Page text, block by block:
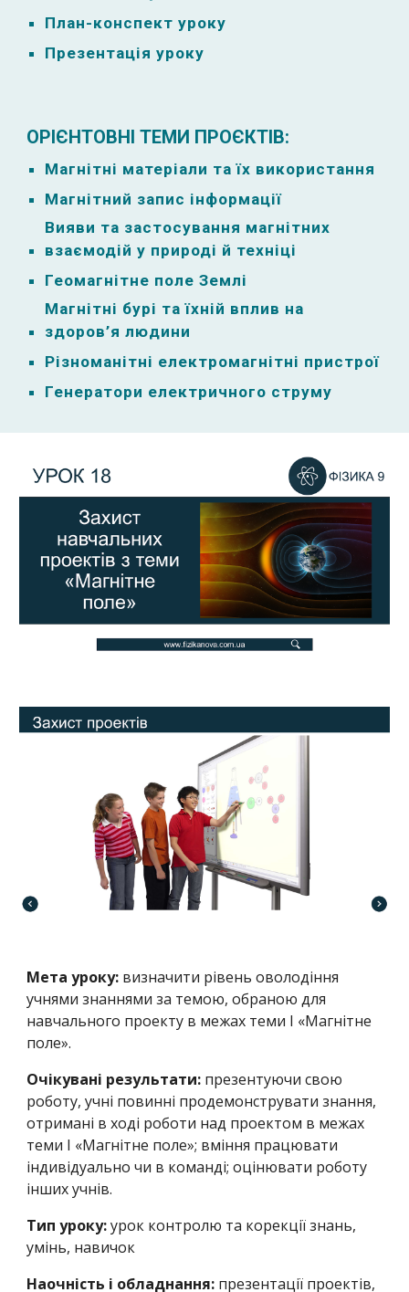
План-конспект уроку
Презентація уроку
ОРІЄНТОВНІ ТЕМИ ПРОЄКТІВ:
Магнітні матеріали та їх використання
Магнітний запис інформації
Вияви та застосування магнітних
взаємодій у природі й техніці
Геомагнітне поле Землі
Магнітні бурі та їхній вплив на
здоров’я людини
Різноманітні електромагнітні пристрої
Генератори електричного струму
Мета уроку: визначити рівень оволодіння
учнями знаннями за темою, обраною для
навчального проекту в межах теми I «Магнітне
поле».
Очікувані результати: презентуючи свою
роботу, учні повинні продемонструвати знання,
отримані в ході роботи над проектом в межах
теми I «Магнітне поле»; вміння працювати
індивідуально чи в команді; оцінювати роботу
інших учнів.
Тип уроку:урок контролю та корекції знань,
умінь, навичок
Наочність і обладнання: презентації проектів,